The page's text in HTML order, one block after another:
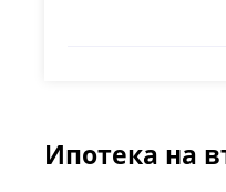
Ипотека на